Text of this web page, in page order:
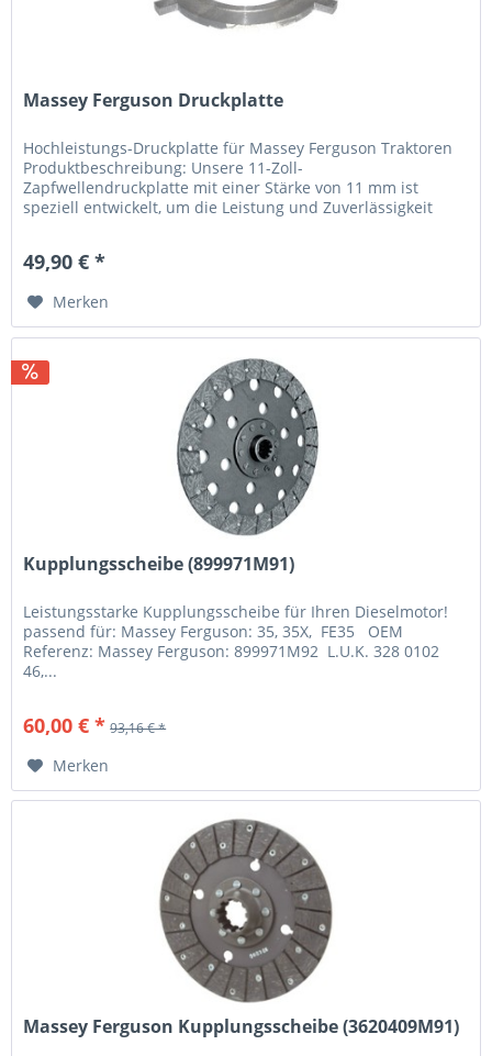
Massey Ferguson Druckplatte
Hochleistungs-Druckplatte für Massey Ferguson Traktoren
Produktbeschreibung: Unsere 11-Zoll-
Zapfwellendruckplatte mit einer Stärke von 11 mm ist
speziell entwickelt, um die Leistung und Zuverlässigkeit
49,90 € *
Merken
Kupplungsscheibe (899971M91)
Leistungsstarke Kupplungsscheibe für Ihren Dieselmotor!
passend für: Massey Ferguson: 35, 35X, FE35 OEM
Referenz: Massey Ferguson: 899971M92 L.U.K. 328 0102
46,...
60,00 € * 93,16 € *
Merken
Massey Ferguson Kupplungsscheibe (3620409M91)